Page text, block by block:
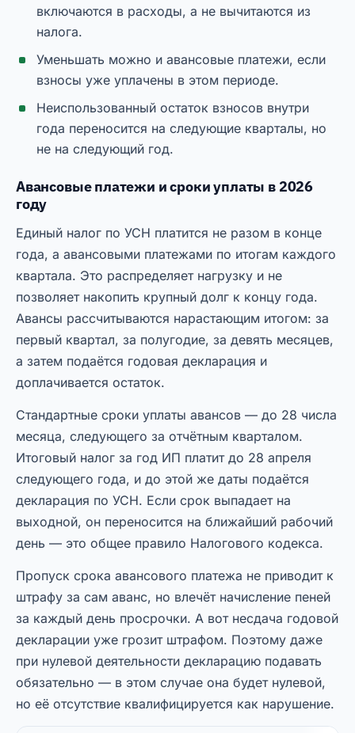
включаются в расходы, а не вычитаются из
налога.
Уменьшать можно и авансовые платежи, если
взносы уже уплачены в этом периоде.
Неиспользованный остаток взносов внутри
года переносится на следующие кварталы, но
не на следующий год.
Авансовые платежи и сроки уплаты в 2026
году
Единый налог по УСН платится не разом в конце
года, а авансовыми платежами по итогам каждого
квартала. Это распределяет нагрузку и не
позволяет накопить крупный долг к концу года.
Авансы рассчитываются нарастающим итогом: за
первый квартал, за полугодие, за девять месяцев,
а затем подаётся годовая декларация и
доплачивается остаток.
Стандартные сроки уплаты авансов — до 28 числа
месяца, следующего за отчётным кварталом.
Итоговый налог за год ИП платит до 28 апреля
следующего года, и до этой же даты подаётся
декларация по УСН. Если срок выпадает на
выходной, он переносится на ближайший рабочий
день — это общее правило Налогового кодекса.
Пропуск срока авансового платежа не приводит к
штрафу за сам аванс, но влечёт начисление пеней
за каждый день просрочки. А вот несдача годовой
декларации уже грозит штрафом. Поэтому даже
при нулевой деятельности декларацию подавать
обязательно — в этом случае она будет нулевой,
но её отсутствие квалифицируется как нарушение.